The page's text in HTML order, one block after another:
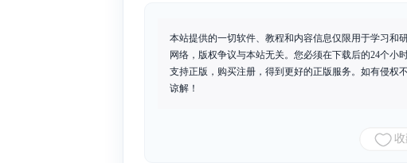
本站提供的一切软件、教程和内容信息仅限用于学习和
网络，版权争议与本站无关。您必须在下载后的24个
支持正版，购买注册，得到更好的正版服务。如有侵权
谅解！